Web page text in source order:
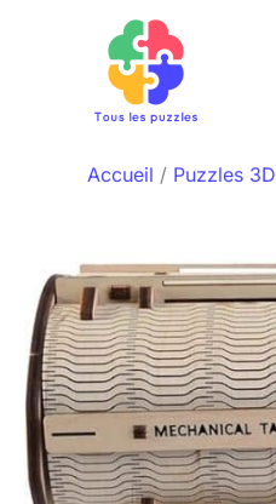
Accueil Puzzles 3D